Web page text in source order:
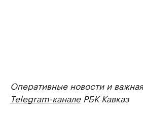
Оперативные новости и
Telegram-каналеРБК Кавказ